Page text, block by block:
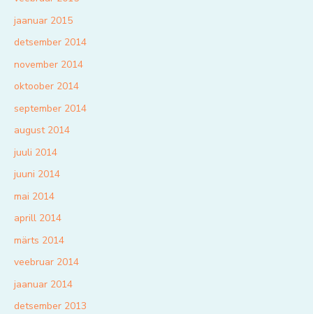
jaanuar 2015
detsember 2014
november 2014
oktoober 2014
september 2014
august 2014
juuli 2014
juuni 2014
mai 2014
aprill 2014
märts 2014
veebruar 2014
jaanuar 2014
detsember 2013